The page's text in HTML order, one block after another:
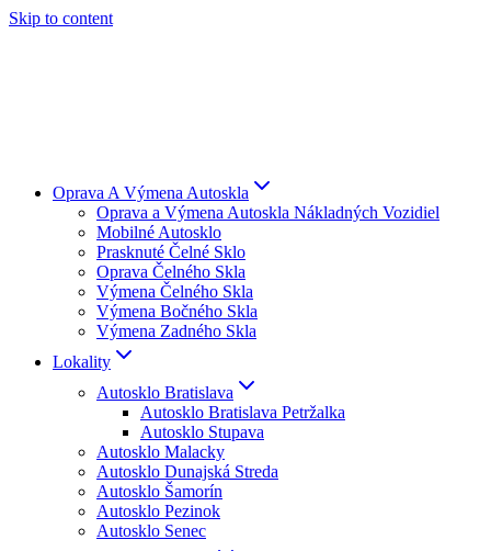
Skip to content
Oprava A Výmena Autoskla
Oprava a Výmena Autoskla Nákladných Vozidiel
Mobilné Autosklo
Prasknuté Čelné Sklo
Oprava Čelného Skla
Výmena Čelného Skla
Výmena Bočného Skla
Výmena Zadného Skla
Lokality
Autosklo Bratislava
Autosklo Bratislava Petržalka
Autosklo Stupava
Autosklo Malacky
Autosklo Dunajská Streda
Autosklo Šamorín
Autosklo Pezinok
Autosklo Senec